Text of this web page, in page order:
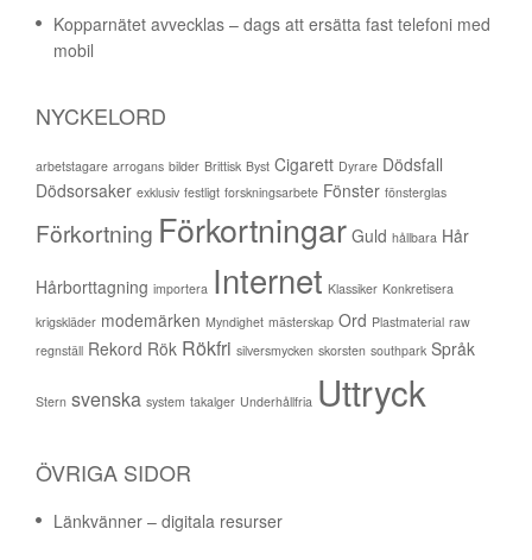
Kopparnätet avvecklas – dags att ersätta fast telefoni med
mobil
NYCKELORD
arbetstagare arrogans bilder Brittisk Byst Cigarett Dyrare Dödsfall
Dödsorsaker exklusiv festligt forskningsarbete Fönster fönsterglas
Förkortning Förkortningar Guld hållbara Hår
Hårborttagning importera Internet Klassiker Konkretisera
krigskläder modemärken Myndighet mästerskap Ord Plastmaterial raw
regnställ Rekord Rök Rökfri silversmycken skorsten southpark Språk
Stern svenska system takalger Underhållfria Uttryck
ÖVRIGA SIDOR
Länkvänner – digitala resurser